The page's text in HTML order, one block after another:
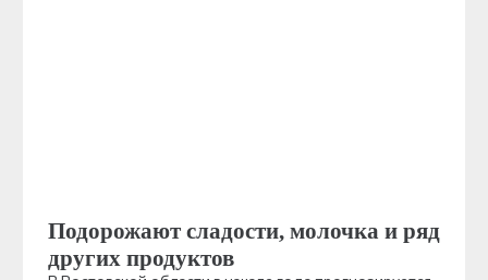
Подорожают сладости, молочка и ряд
других продуктов